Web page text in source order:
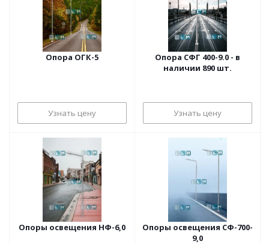
Опора ОГК-5
Узнать цену
Опора СФГ 400-9.0 - в
наличии 890 шт.
Узнать цену
Опоры освещения НФ-6,0
Опоры освещения СФ-700-
9,0